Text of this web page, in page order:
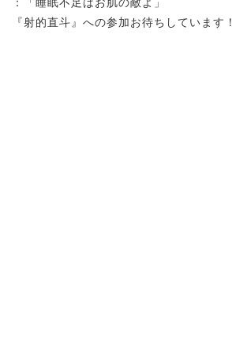
：「睡眠不足はお肌の敵よ」
『射的直斗』への参加お待ちしています！